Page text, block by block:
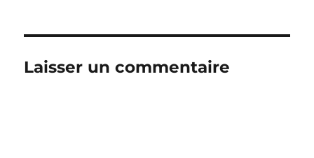
Laisser un commentaire